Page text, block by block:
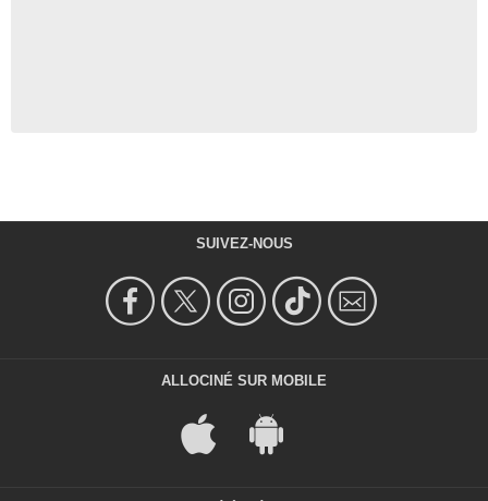
SUIVEZ-NOUS
ALLOCINÉ SUR MOBILE